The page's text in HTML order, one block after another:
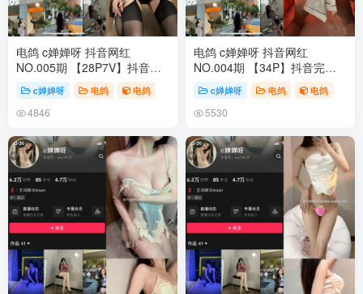
电鸽 c婵婵呀 抖音网红
NO.005期 【28P7V】抖音完
整版合集
c婵婵呀 电鸽 电鸽
4846
电鸽 c婵婵呀 抖音网红
NO.004期 【34P】抖音完整
版合集
c婵婵呀 电鸽 电鸽
5530